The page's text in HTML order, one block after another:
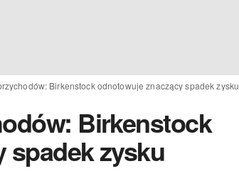
Birkenstock odnotowuje znaczący spadek zysku
Birkenstock
spadek zysku